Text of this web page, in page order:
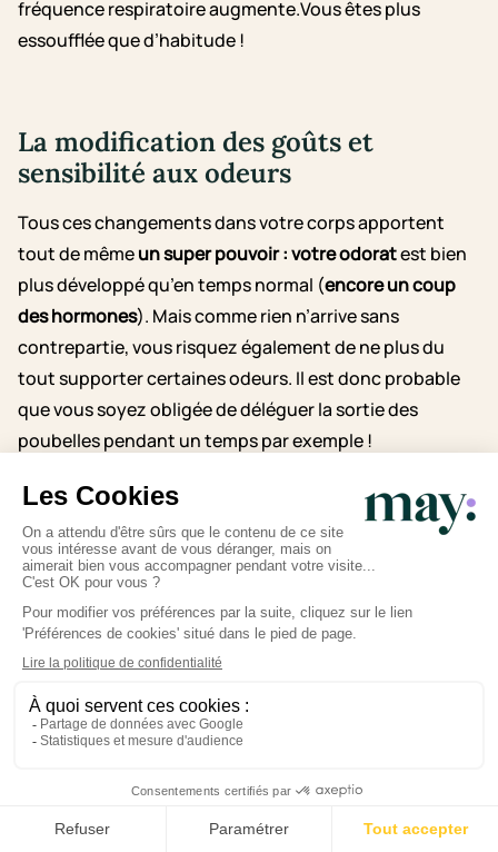
fréquence respiratoire augmente.Vous êtes plus
essoufflée que d’habitude !
La modification des goûts et
sensibilité aux odeurs
Tous ces changements dans votre corps apportent
tout de mêmeun super pouvoir : votre odoratest bien
plus développé qu’en temps normal (encore un coup
des hormones). Mais comme rien n’arrive sans
contrepartie, vous risquez également de ne plus du
tout supporter certaines odeurs. Il est donc probable
que vous soyez obligée de déléguer la sortie des
poubelles pendant un temps par exemple !
Si vous avez des questions sur ce sujet, n’hésitez pas à
télécharger l’application May. Une équipe de sage-
femmes vous répond 7j/ 7 de 8h à 22h.